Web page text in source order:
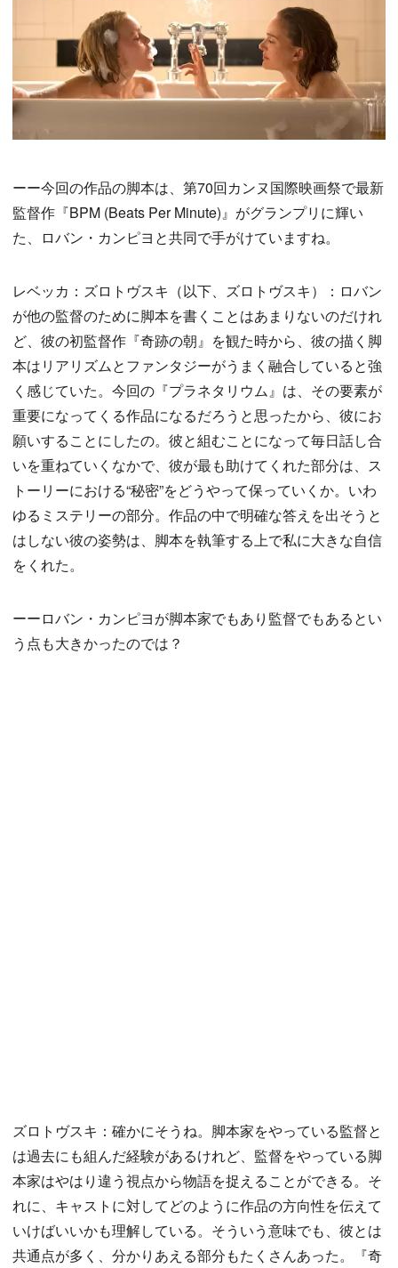
ーー今回の作品の脚本は、第70回カンヌ国際映画祭で最新
監督作『BPM (Beats Per Minute)』がグランプリに輝い
た、ロバン・カンピヨと共同で手がけていますね。
レベッカ：ズロトヴスキ（以下、ズロトヴスキ）：ロバン
が他の監督のために脚本を書くことはあまりないのだけれ
ど、彼の初監督作『奇跡の朝』を観た時から、彼の描く脚
本はリアリズムとファンタジーがうまく融合していると強
く感じていた。今回の『プラネタリウム』は、その要素が
重要になってくる作品になるだろうと思ったから、彼にお
願いすることにしたの。彼と組むことになって毎日話し合
いを重ねていくなかで、彼が最も助けてくれた部分は、ス
トーリーにおける“秘密”をどうやって保っていくか。いわ
ゆるミステリーの部分。作品の中で明確な答えを出そうと
はしない彼の姿勢は、脚本を執筆する上で私に大きな自信
をくれた。
ーーロバン・カンピヨが脚本家でもあり監督でもあるとい
う点も大きかったのでは？
ズロトヴスキ：確かにそうね。脚本家をやっている監督と
は過去にも組んだ経験があるけれど、監督をやっている脚
本家はやはり違う視点から物語を捉えることができる。そ
れに、キャストに対してどのように作品の方向性を伝えて
いけばいいかも理解している。そういう意味でも、彼とは
共通点が多く、分かりあえる部分もたくさんあった。『奇